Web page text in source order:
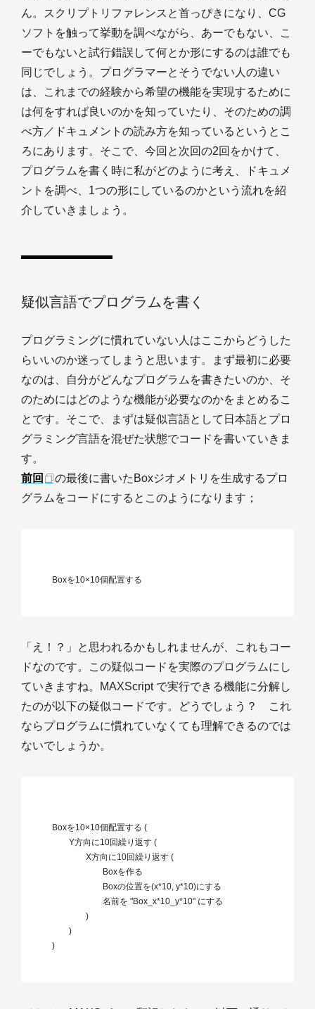
ん。スクリプトリファレンスと首っぴきになり、CG
ソフトを触って挙動を調べながら、あーでもない、こ
ーでもないと試行錯誤して何とか形にするのは誰でも
同じでしょう。プログラマーとそうでない人の違い
は、これまでの経験から希望の機能を実現するために
は何をすれば良いのかを知っていたり、そのための調
べ方／ドキュメントの読み方を知っているというとこ
ろにあります。そこで、今回と次回の2回をかけて、
プログラムを書く時に私がどのように考え、ドキュメ
ントを調べ、1つの形にしているのかという流れを紹
介していきましょう。
疑似言語でプログラムを書く
プログラミングに慣れていない人はここからどうした
らいいのか迷ってしまうと思います。まず最初に必要
なのは、自分がどんなプログラムを書きたいのか、そ
のためにはどのような機能が必要なのかをまとめるこ
とです。そこで、まずは疑似言語として日本語とプロ
グラミング言語を混ぜた状態でコードを書いていきま
す。
前回
の最後に書いたBoxジオメトリを生成するプロ
グラムをコードにするとこのようになります；
「え！？」と思われるかもしれませんが、これもコー
ドなのです。この疑似コードを実際のプログラムにし
ていきますね。MAXScript で実行できる機能に分解し
たのが以下の疑似コードです。どうでしょう？ これ
ならプログラムに慣れていなくても理解できるのでは
ないでしょうか。